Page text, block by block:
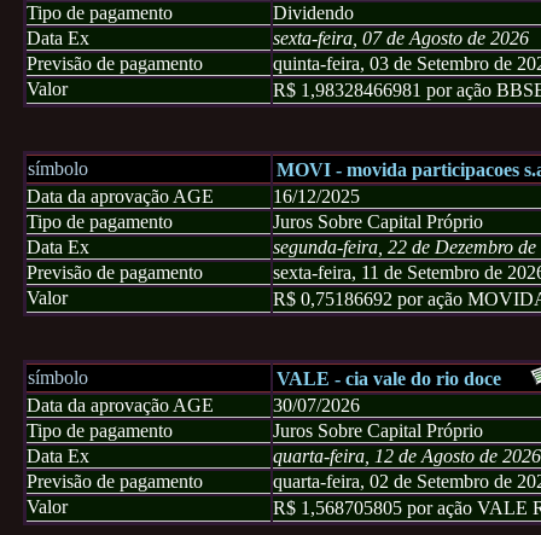
Tipo de pagamento
Dividendo
Data Ex
sexta-feira, 07 de Agosto de 2026
Previsão de pagamento
quinta-feira, 03 de Setembro de
Valor
R$ 1,98328466981 por ação
símbolo
MOVI - movida participacoes
Data da aprovação AGE
16/12/2025
Tipo de pagamento
Juros Sobre Capital Próprio
Data Ex
segunda-feira, 22 de Dezembro de
Previsão de pagamento
sexta-feira, 11 de Setembro de
Valor
R$ 0,75186692 por ação
símbolo
VALE - cia vale do rio doce
Data da aprovação AGE
30/07/2026
Tipo de pagamento
Juros Sobre Capital Próprio
Data Ex
quarta-feira, 12 de Agosto de 2026
Previsão de pagamento
quarta-feira, 02 de Setembro de
Valor
R$ 1,568705805 por ação VALE